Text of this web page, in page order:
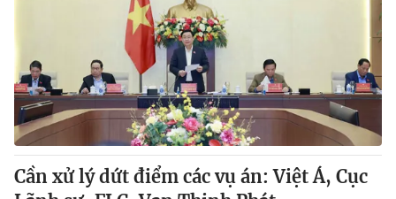
Cần xử lý dứt điểm các vụ án: Việt Á, Cục